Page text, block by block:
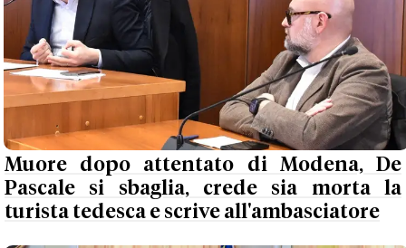
Muore dopo attentato di Modena, De
Pascale si sbaglia, crede sia morta la
turista tedesca e scrive all'ambasciatore